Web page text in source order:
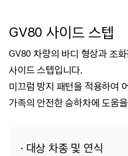
GV80 사이드 스텝
GV80 차량의 바디 형상과 조
사이드 스텝입니다.
미끄럼 방지 패턴을 적용하여
가족의 안전한 승하차에 도움을
· 대상 차종 및 연식